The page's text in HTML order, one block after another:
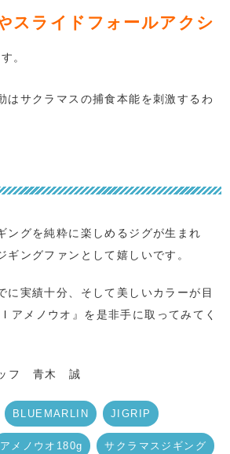
スライドフォールアクシ
。
はサクラマスの捕食本能を刺激するわ
ングを純粋に楽しめるジグが生まれ
ギングファンとして嬉しいです。
に実績十分、そして美しいカラーが目
アメノウオ』を是非手に取ってみてく
ッフ 青木 誠
BLUEMARLIN JIGRIP
アメノウオ180g サクラマスジギング